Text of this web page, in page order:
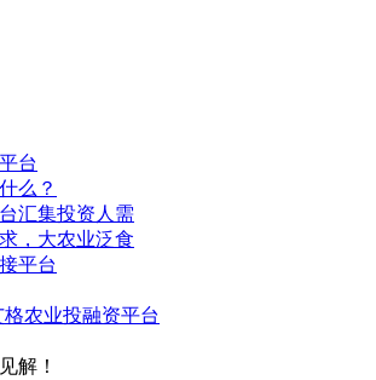
么？
汇集投资人需
，大农业泛食
平台
解！